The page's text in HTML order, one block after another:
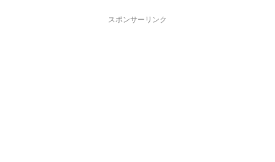
スポンサーリンク